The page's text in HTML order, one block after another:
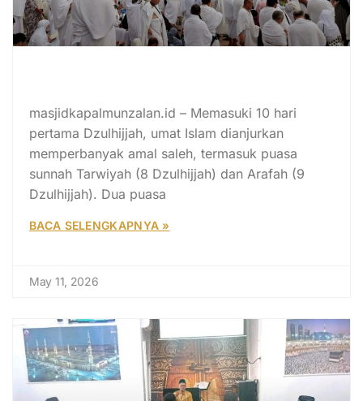
masjidkapalmunzalan.id – Memasuki 10 hari
pertama Dzulhijjah, umat Islam dianjurkan
memperbanyak amal saleh, termasuk puasa
sunnah Tarwiyah (8 Dzulhijjah) dan Arafah (9
Dzulhijjah). Dua puasa
BACA SELENGKAPNYA »
May 11, 2026